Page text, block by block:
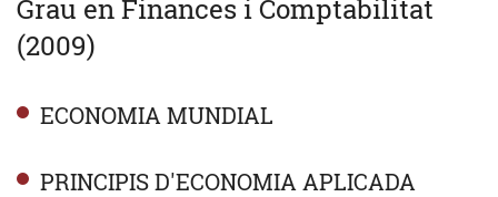
Grau en Finances i Comptabilitat
(2009)
ECONOMIA MUNDIAL
PRINCIPIS D'ECONOMIA APLICADA